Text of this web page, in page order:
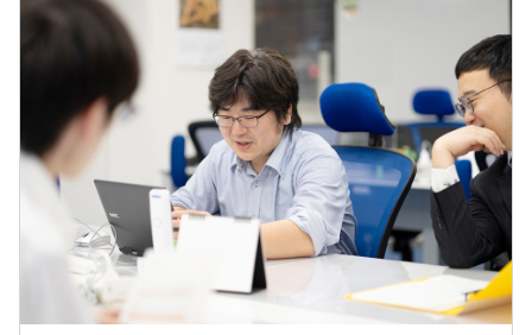
②カード会社向けシステム開発
会員管理業務、入会審査刷新業務等の開発を担当。
言語はJava、データベースはOracle。
金融業ゆえセキュリティ管理が厳しいため専用ルームで
の開発を実施。
③県税システムの開発
７つの県の税務システムの設計からテストまでを担当。
プログラムは詳細設計書から自動生成されるのでコーデ
ィング作業は行わない。
リモート併用。
④車載機器への組込みソフト開発
■月給：25万円以上～40万円
■固定残業代：なし（残業代は別途全額支給します）
■その他手当：2万円（東京は3万円）
想定年収 は年収提示額を保証するものではありません）